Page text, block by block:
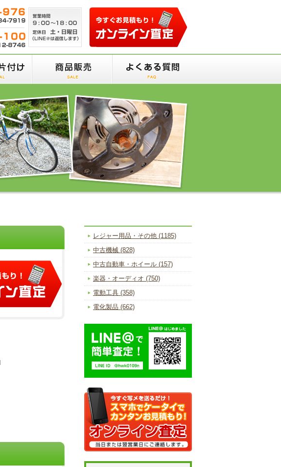
レジャー用品・その他 (1185)
中古機械 (828)
中古自動車・ホイール (157)
楽器・オーディオ (750)
電動工具 (358)
電化製品 (662)